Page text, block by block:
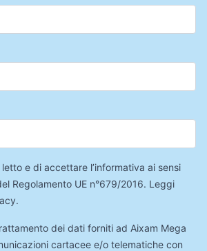
e di accettare l’informativa ai sensi
Regolamento UE n°679/2016. Leggi
.
dei dati forniti ad Aixam Mega
cartacee e/o telematiche con